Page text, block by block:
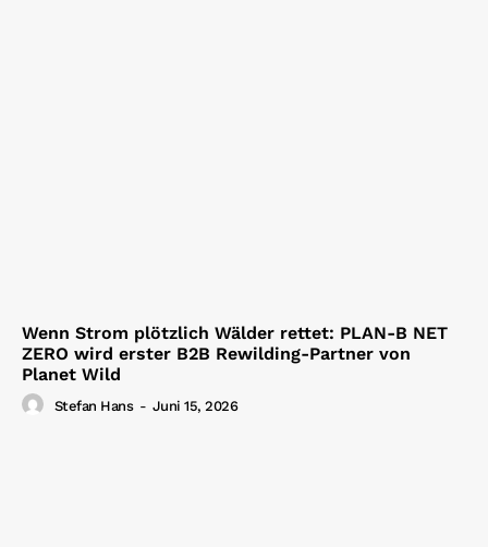
Wenn Strom plötzlich Wälder rettet: PLAN-B NET
ZERO wird erster B2B Rewilding-Partner von
Planet Wild
Stefan Hans - Juni 15, 2026